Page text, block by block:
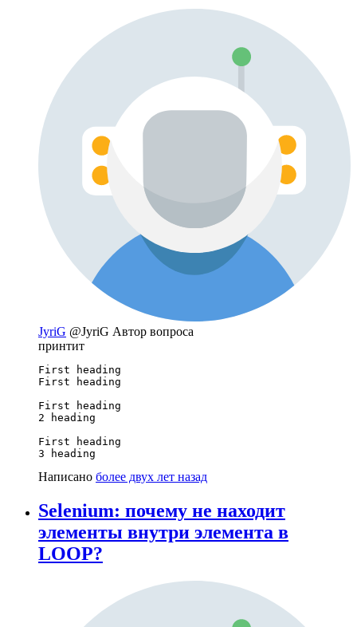
JyriG @JyriG Автор вопроса
принтит
First heading
First heading
First heading
2 heading
First heading
3 heading
Написано более двух лет назад
Selenium: почему не находит
элементы внутри элемента в
LOOP?